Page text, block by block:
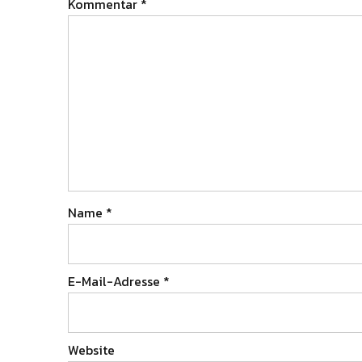
Kommentar *
Name *
E-Mail-Adresse *
Website